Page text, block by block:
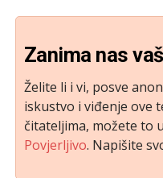
Zanima nas
Želite li i vi, posve
iskustvo i viđenje ove
čitateljima, možete to
Povjerljivo. Napišite